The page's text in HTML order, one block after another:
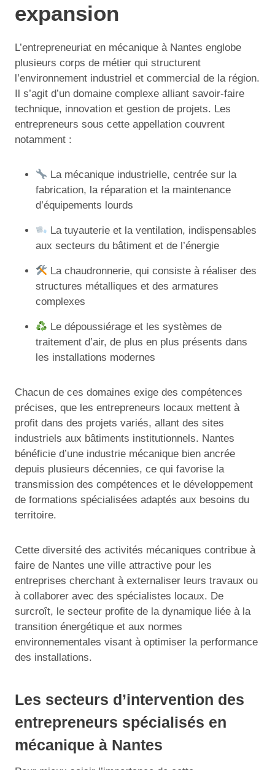
expansion
L’entrepreneuriat en mécanique à Nantes englobe
plusieurs corps de métier qui structurent
l’environnement industriel et commercial de la région.
Il s’agit d’un domaine complexe alliant savoir-faire
technique, innovation et gestion de projets. Les
entrepreneurs sous cette appellation couvrent
notamment :
La mécanique industrielle, centrée sur la
fabrication, la réparation et la maintenance
d’équipements lourds
La tuyauterie et la ventilation, indispensables
aux secteurs du bâtiment et de l’énergie
La chaudronnerie, qui consiste à réaliser des
structures métalliques et des armatures
complexes
Le dépoussiérage et les systèmes de
traitement d’air, de plus en plus présents dans
les installations modernes
Chacun de ces domaines exige des compétences
précises, que les entrepreneurs locaux mettent à
profit dans des projets variés, allant des sites
industriels aux bâtiments institutionnels. Nantes
bénéficie d’une industrie mécanique bien ancrée
depuis plusieurs décennies, ce qui favorise la
transmission des compétences et le développement
de formations spécialisées adaptés aux besoins du
territoire.
Cette diversité des activités mécaniques contribue à
faire de Nantes une ville attractive pour les
entreprises cherchant à externaliser leurs travaux ou
à collaborer avec des spécialistes locaux. De
surcroît, le secteur profite de la dynamique liée à la
transition énergétique et aux normes
environnementales visant à optimiser la performance
des installations.
Les secteurs d’intervention des
entrepreneurs spécialisés en
mécanique à Nantes